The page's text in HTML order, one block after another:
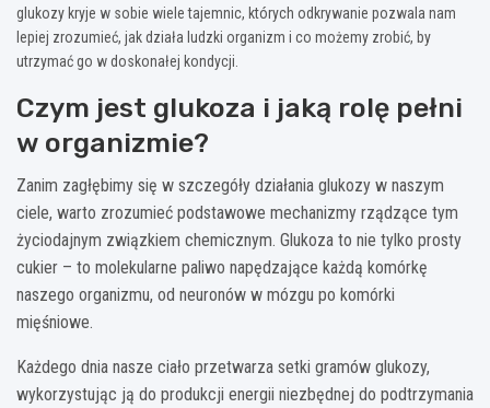
glukozy kryje w sobie wiele tajemnic, których odkrywanie pozwala nam
lepiej zrozumieć, jak działa ludzki organizm i co możemy zrobić, by
utrzymać go w doskonałej kondycji.
Czym jest glukoza i jaką rolę pełni
w organizmie?
Zanim zagłębimy się w szczegóły działania glukozy w naszym
ciele, warto zrozumieć podstawowe mechanizmy rządzące tym
życiodajnym związkiem chemicznym. Glukoza to nie tylko prosty
cukier – to molekularne paliwo napędzające każdą komórkę
naszego organizmu, od neuronów w mózgu po komórki
mięśniowe.
Każdego dnia nasze ciało przetwarza setki gramów glukozy,
wykorzystując ją do produkcji energii niezbędnej do podtrzymania